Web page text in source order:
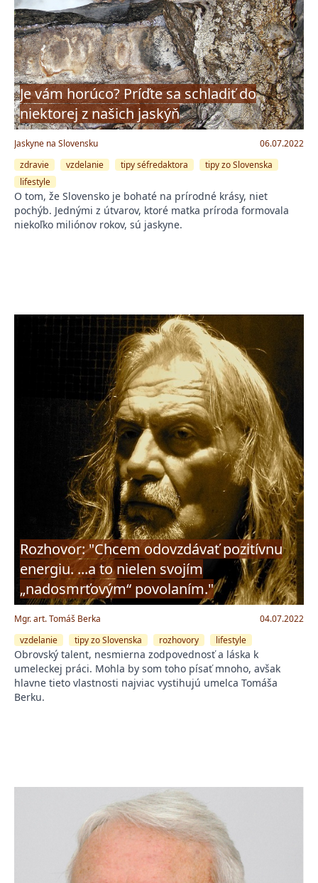
Je vám horúco? Príďte sa schladiť do
niektorej z našich jaskýň
Jaskyne na Slovensku
06.07.2022
zdravie
vzdelanie tipy séfredaktora
tipy zo Slovenska
lifestyle
O tom, že Slovensko je bohaté na prírodné krásy, niet
pochýb. Jednými z útvarov, ktoré matka príroda formovala
niekoľko miliónov rokov, sú jaskyne.
Rozhovor: "Chcem odovzdávať pozitívnu
energiu. ...a to nielen svojím
„nadosmrťovým“ povolaním."
Mgr. art. Tomáš Berka
04.07.2022
vzdelanie
tipy zo Slovenska rozhovory lifestyle
Obrovský talent, nesmierna zodpovednosť a láska k
umeleckej práci. Mohla by som toho písať mnoho, avšak
hlavne tieto vlastnosti najviac vystihujú umelca Tomáša
Berku.